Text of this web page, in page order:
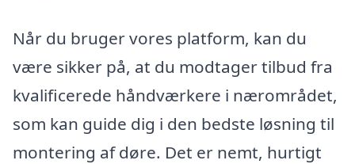
Når du bruger vores platform, kan du
være sikker på, at du modtager tilbud fra
kvalificerede håndværkere i nærområdet,
som kan guide dig i den bedste løsning til
montering af døre. Det er nemt, hurtigt